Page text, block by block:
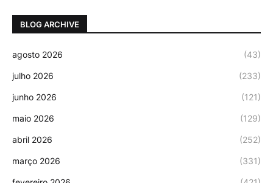
BLOG ARCHIVE
agosto 2026 (43)
julho 2026 (233)
junho 2026 (121)
maio 2026 (129)
abril 2026 (252)
março 2026 (331)